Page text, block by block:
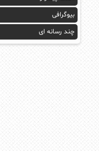
بیوگرافی
چند رسانه ای